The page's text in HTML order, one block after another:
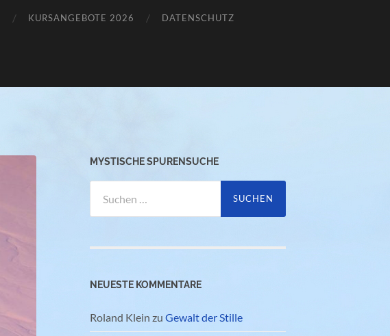
KURSANGEBOTE 2026 DATENSCHUTZ
MYSTISCHE SPURENSUCHE
nach:
NEUESTE KOMMENTARE
Roland Klein zu Gewalt der Stille